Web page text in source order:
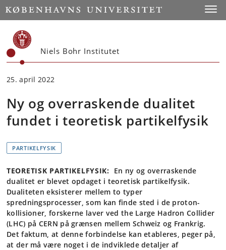
Start
Niels Bohr Institutet
25. april 2022
Ny og overraskende dualitet
fundet i teoretisk partikelfysik
PARTIKELFYSIK
TEORETISK PARTIKELFYSIK: En ny og overraskende
dualitet er blevet opdaget i teoretisk partikelfysik.
Dualiteten eksisterer mellem to typer
spredningsprocesser, som kan finde sted i de proton-
kollisioner, forskerne laver ved the Large Hadron Collider
(LHC) på CERN på grænsen mellem Schweiz og Frankrig.
Det faktum, at denne forbindelse kan etableres, peger på,
at der må være noget i de indviklede detaljer af